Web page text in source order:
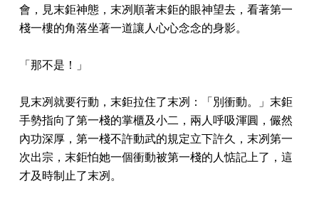
會，見末鉅神態，末冽順著末鉅的眼神望去，看著第一
棧一樓的角落坐著一道讓人心心念念的身影。
「那不是！」
見末冽就要行動，末鉅拉住了末冽：「別衝動。」末鉅
手勢指向了第一棧的掌櫃及小二，兩人呼吸渾圓，儼然
內功深厚，第一棧不許動武的規定立下許久，末冽第一
次出宗，末鉅怕她一個衝動被第一棧的人惦記上了，這
才及時制止了末冽。